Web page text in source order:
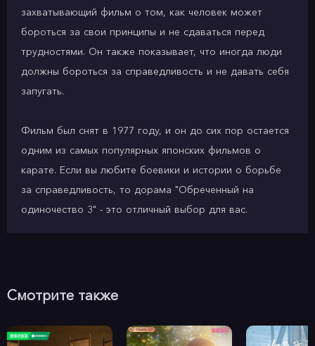
захватывающий фильм о том, как человек может
бороться за свои принципы и не сдаваться перед
трудностями. Он также показывает, что иногда люди
должны бороться за справедливость и не давать себя
запугать.
Фильм был снят в 1977 году, и он до сих пор остается
одним из самых популярных японских фильмов о
карате. Если вы любите боевики и истории о борьбе
за справедливость, то дорама "Обреченный на
одиночество 3" - это отличный выбор для вас.
Смотрите также